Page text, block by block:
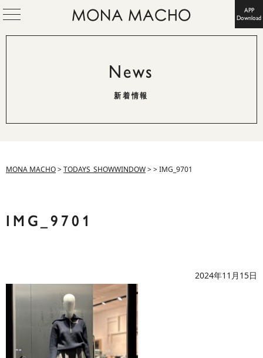
APP
Download
News
新着情報
MONA MACHO>TODAYS_SHOWWINDOW>>IMG_9701
IMG_9701
2024年11月15日